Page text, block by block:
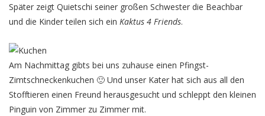
Später zeigt Quietschi seiner großen Schwester die Beachbar
und die Kinder teilen sich ein Kaktus 4 Friends.
Am Nachmittag gibts bei uns zuhause einen Pfingst-
Zimtschneckenkuchen 🙂 Und unser Kater hat sich aus all den
Stofftieren einen Freund herausgesucht und schleppt den kleinen
Pinguin von Zimmer zu Zimmer mit.